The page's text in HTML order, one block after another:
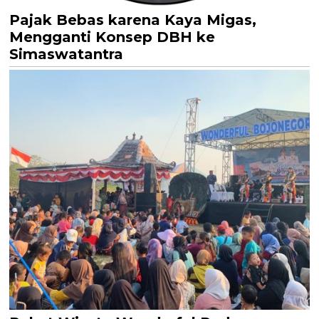
Pajak Bebas karena Kaya Migas,
Mengganti Konsep DBH ke
Simaswatantra